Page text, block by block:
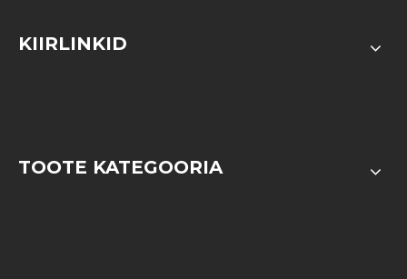
KIIRLINKID
TOOTE KATEGOORIA